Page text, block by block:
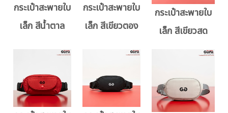
กระเป๋าสะพายใบ
เล็ก สีน้ำตาล
กระเป๋าสะพายใบ
เล็ก สีเขียวตอง
กระเป๋าสะพายใบ
เล็ก สีเขียวสด